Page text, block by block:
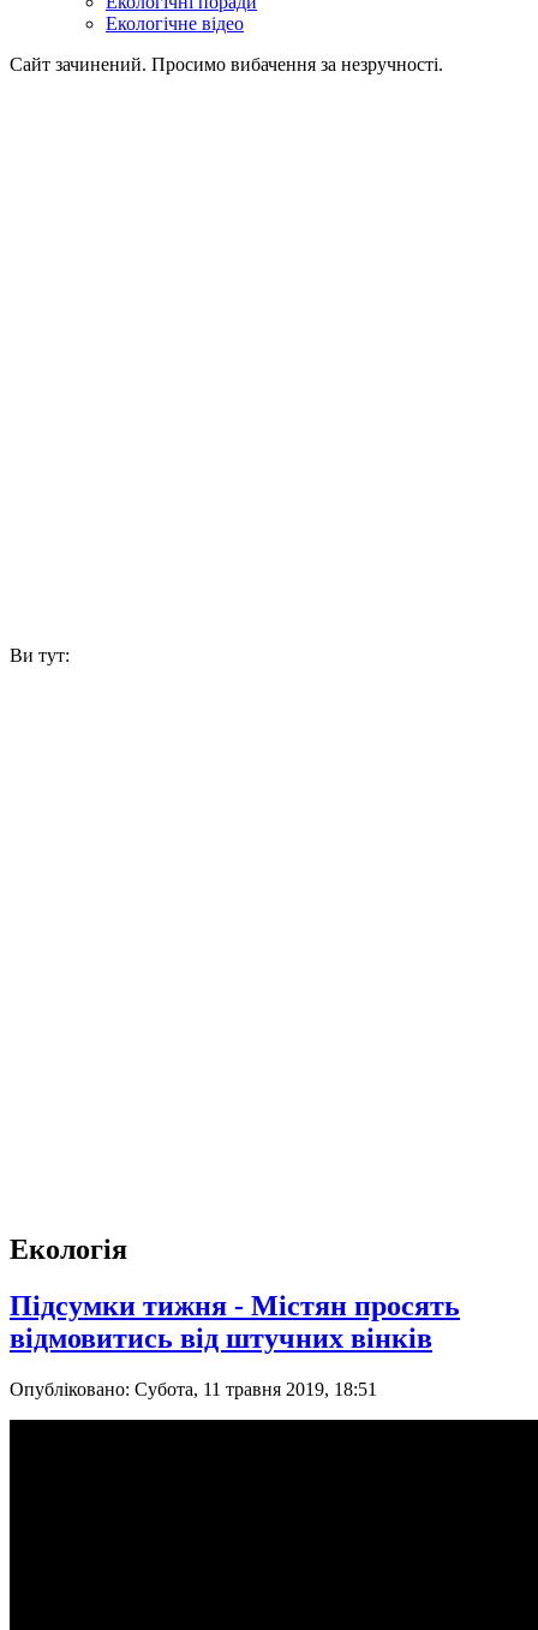
Екологічне відео
Сайт зачинений. Просимо вибачення за незручності.
Ви тут:
Екологія
Підсумки тижня - Містян просять
відмовитись від штучних вінків
Опубліковано: Субота, 11 травня 2019, 18:51